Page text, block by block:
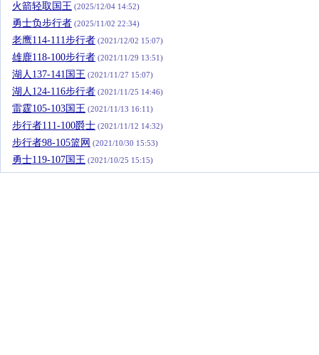
火箭轻取国王 (2025/12/04 14:52)
勇士负步行者 (2025/11/02 22:34)
老鹰114-111步行者 (2021/12/02 15:07)
雄鹿118-100步行者 (2021/11/29 13:51)
湖人137-141国王 (2021/11/27 15:07)
湖人124-116步行者 (2021/11/25 14:46)
雷霆105-103国王 (2021/11/13 16:11)
步行者111-100爵士 (2021/11/12 14:32)
步行者98-105篮网 (2021/10/30 15:53)
勇士119-107国王 (2021/10/25 15:15)